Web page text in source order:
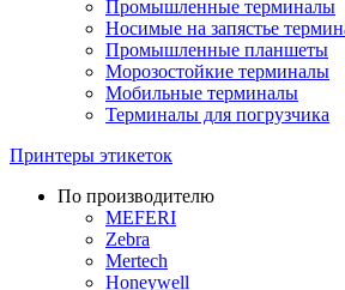
Промышленные терминалы
Носимые на запястье
Промышленные планшеты
Морозостойкие терминалы
Мобильные терминалы
Терминалы для погрузчика
Принтеры этикеток
По производителю
MEFERI
Zebra
Mertech
Honeywell